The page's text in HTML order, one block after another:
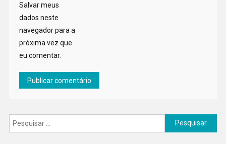
Salvar meus
dados neste
navegador para a
próxima vez que
eu comentar.
Pesquisar
por: